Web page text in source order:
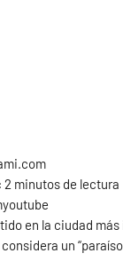
2 minutos de lectura
en la ciudad
un